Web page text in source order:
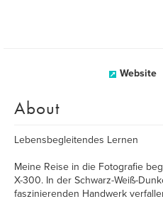
Website
About
Lebensbegleitendes Lernen
Meine Reise in die Fotografie
X-300. In der Schwarz-Weiß-
faszinierenden Handwerk